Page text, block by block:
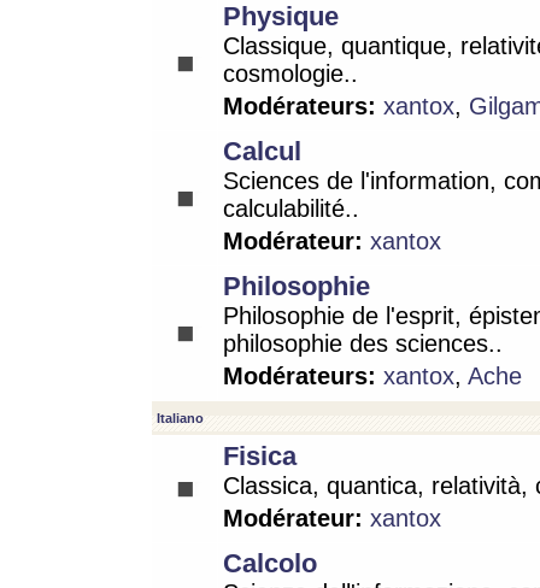
Physique
Classique, quantique,
cosmologie..
Modérateurs: xantox,
Calcul
Sciences de l'information,
calculabilité..
Modérateur: xantox
Philosophie
Philosophie de l'esprit,
philosophie des sciences..
Modérateurs: xantox, Ache
Italiano
Fisica
Classica, quantica, relatività,
Modérateur: xantox
Calcolo